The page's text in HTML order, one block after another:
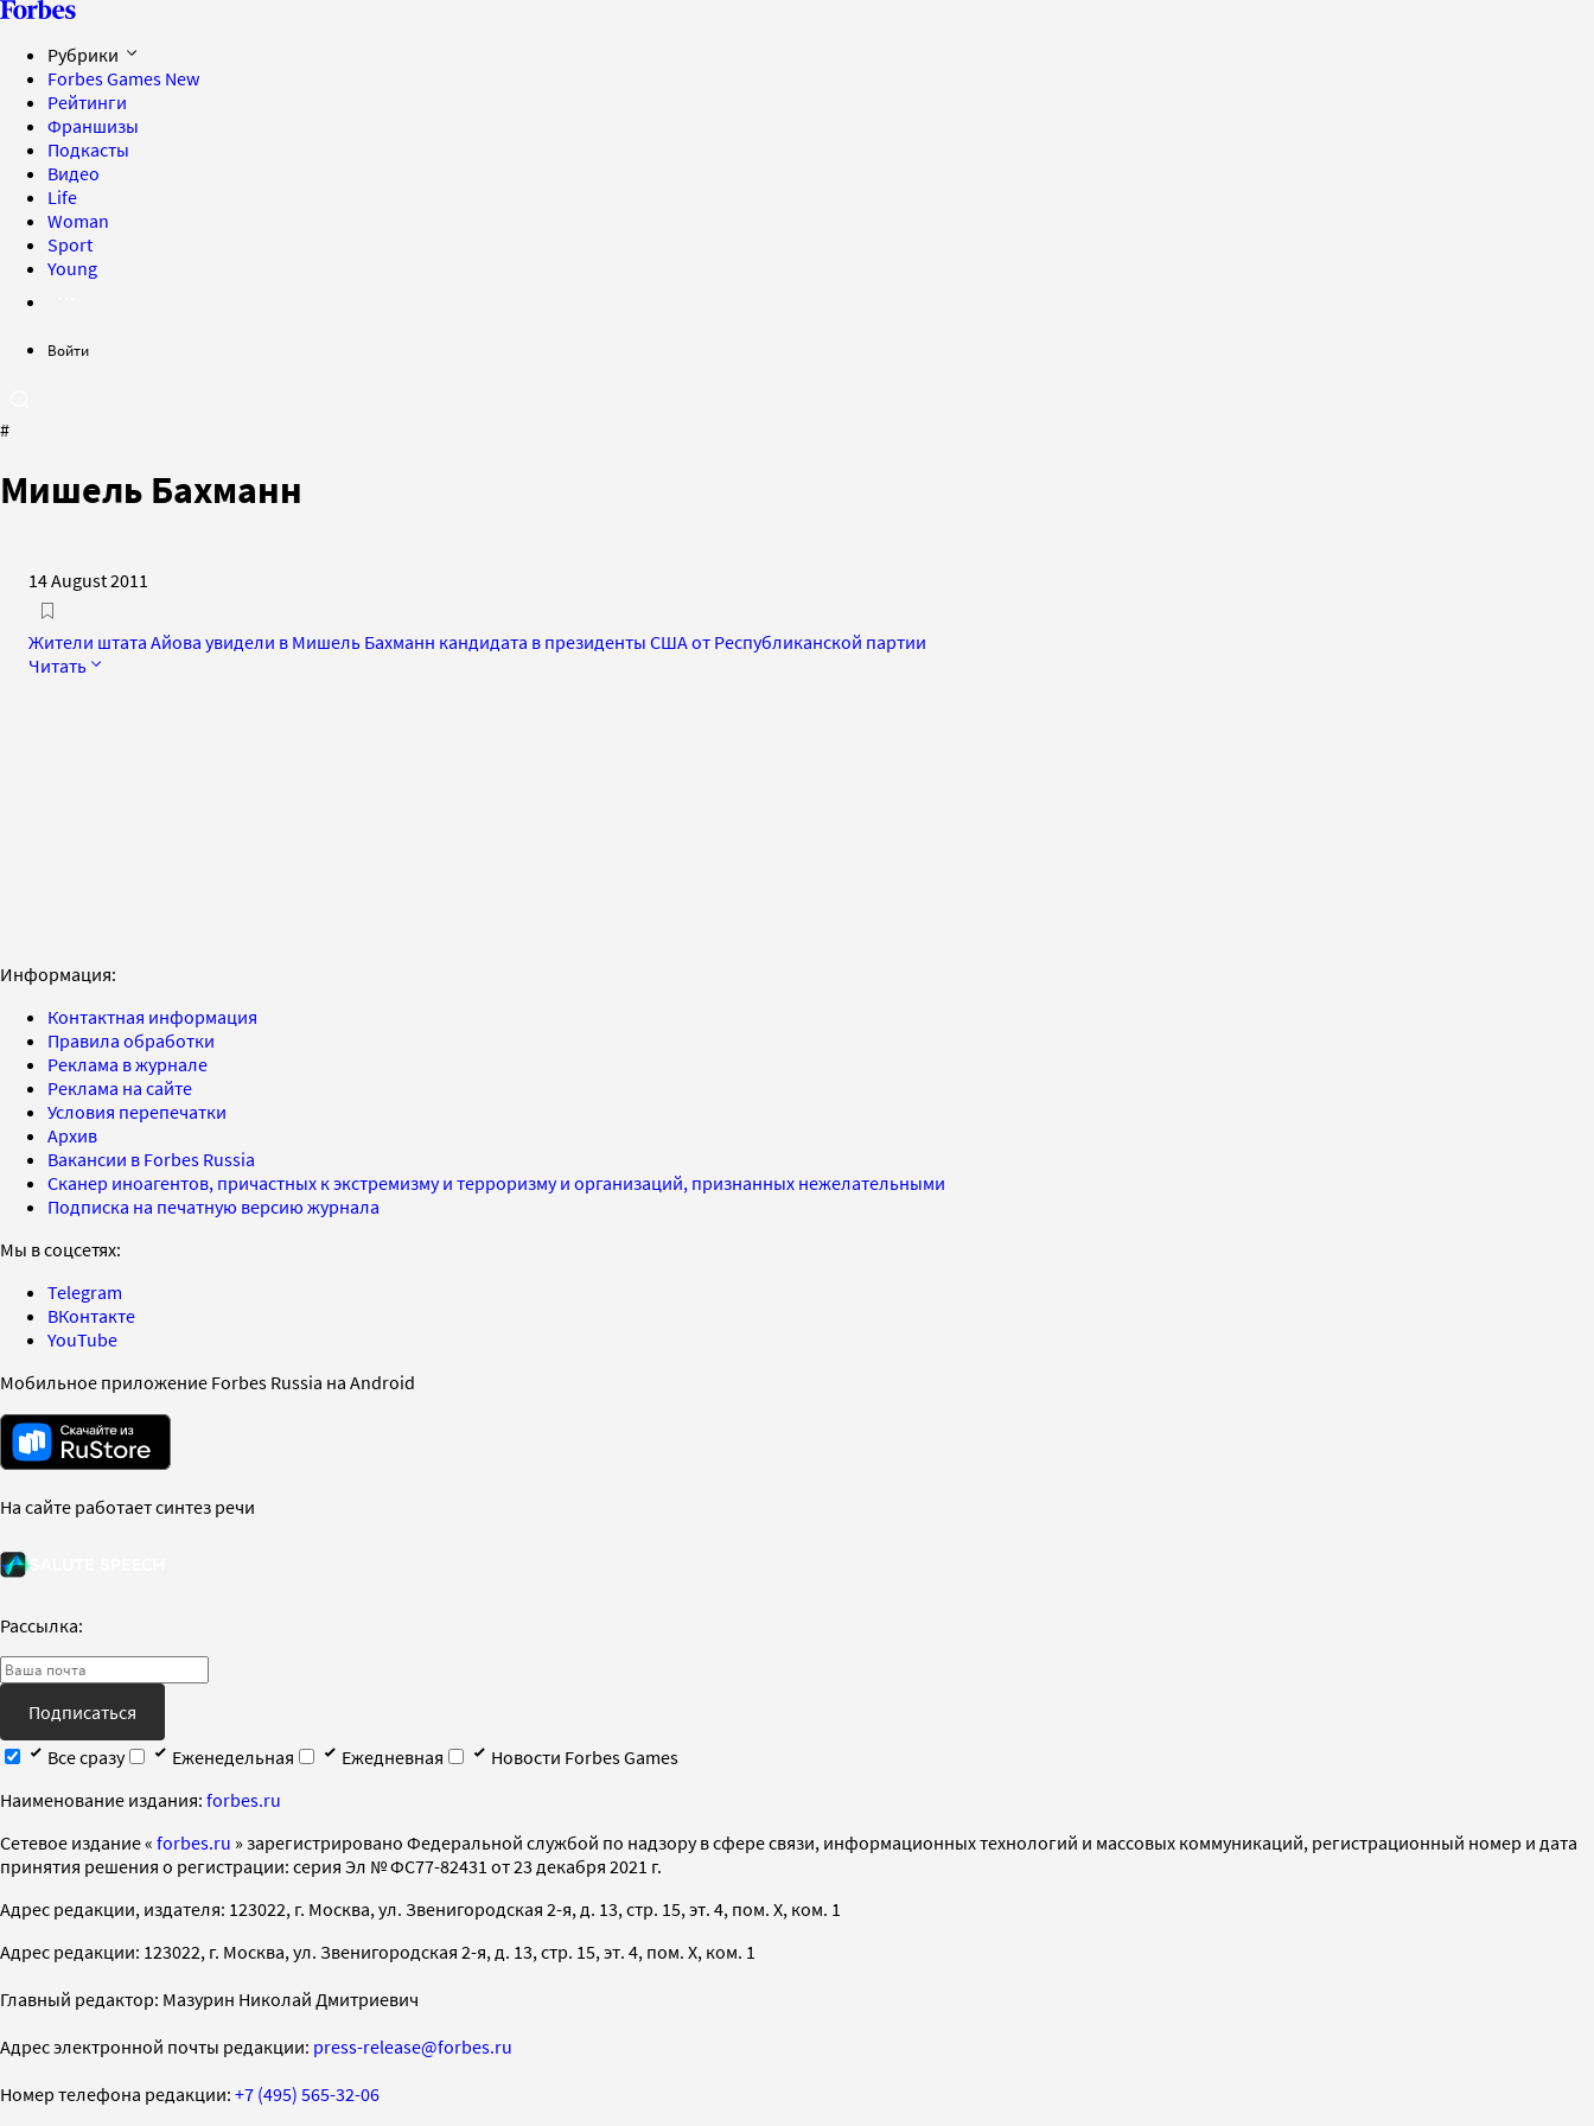
Рубрики
Forbes Games New
Рейтинги
Франшизы
Подкасты
Видео
Life
Woman
Sport
Young
Войти
#
Мишель Бахманн
14 August 2011
Жители штата Айова увидели в Мишель Бахманн кандидата в президенты США от Республиканской партии
Читать
Информация:
Контактная информация
Правила обработки
Реклама в журнале
Реклама на сайте
Условия перепечатки
Архив
Вакансии в Forbes Russia
Сканер иноагентов, причастных к экстремизму и терроризму и организаций, признанных нежелательными
Подписка на печатную версию журнала
Мы в соцсетях:
Telegram
ВКонтакте
YouTube
Мобильное приложение Forbes Russia на Android
На сайте работает синтез речи
Рассылка:
Подписаться
Все сразу
Еженедельная Ежедневная
Новости Forbes Games
Наименование издания: forbes.ru
Cетевое издание « forbes.ru » зарегистрировано Федеральной службой по надзору в сфере связи, информационных технологий и массовых коммуникаций, регистрационный номер и дата
принятия решения о регистрации: серия Эл № ФС77-82431 от 23 декабря 2021 г.
Адрес редакции, издателя: 123022, г. Москва, ул. Звенигородская 2-я, д. 13, стр. 15, эт. 4, пом. X, ком. 1
Адрес редакции: 123022, г. Москва, ул. Звенигородская 2-я, д. 13, стр. 15, эт. 4, пом. X, ком. 1
Главный редактор: Мазурин Николай Дмитриевич
Адрес электронной почты редакции: press-release@forbes.ru
Номер телефона редакции: +7 (495) 565-32-06